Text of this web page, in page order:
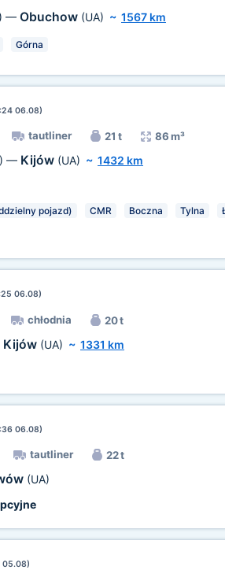
— Obuchow (UA) ~ 1567 km
Górna
06.08)
tautliner 21 t 86 m³
— Kijów (UA) ~ 1432 km
pojazd) CMR Boczna Tylna
06.08)
chłodnia 20 t
Kijów (UA) ~ 1331 km
06.08)
tautliner 22 t
(UA)
05.08)